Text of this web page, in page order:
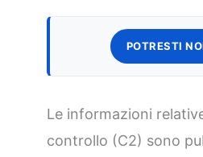
POTRESTI
Le informazioni
controllo (C2) sono